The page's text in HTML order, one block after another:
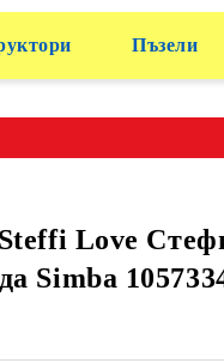
Пъзели
Love
Simba